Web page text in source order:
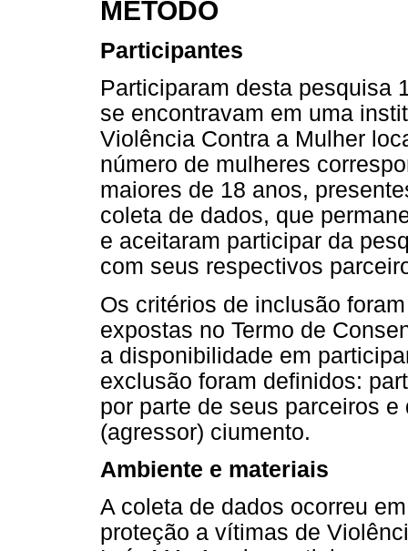
MÉTODO
Participantes
Participaram desta pesquisa
se encontravam em uma
Violência Contra a Mulher
número de mulheres
maiores de 18 anos,
coleta de dados, que
e aceitaram participar da
com seus respectivos
Os critérios de inclusão
expostas no Termo de
a disponibilidade em
exclusão foram definidos:
por parte de seus parceiros
(agressor) ciumento.
Ambiente e materiais
A coleta de dados ocorreu
proteção a vítimas de